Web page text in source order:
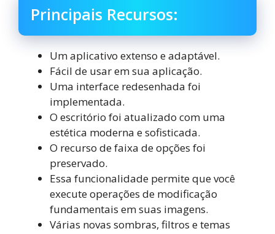
Principais Recursos:
Um aplicativo extenso e adaptável.
Fácil de usar em sua aplicação.
Uma interface redesenhada foi
implementada.
O escritório foi atualizado com uma
estética moderna e sofisticada.
O recurso de faixa de opções foi
preservado.
Essa funcionalidade permite que você
execute operações de modificação
fundamentais em suas imagens.
Várias novas sombras, filtros e temas